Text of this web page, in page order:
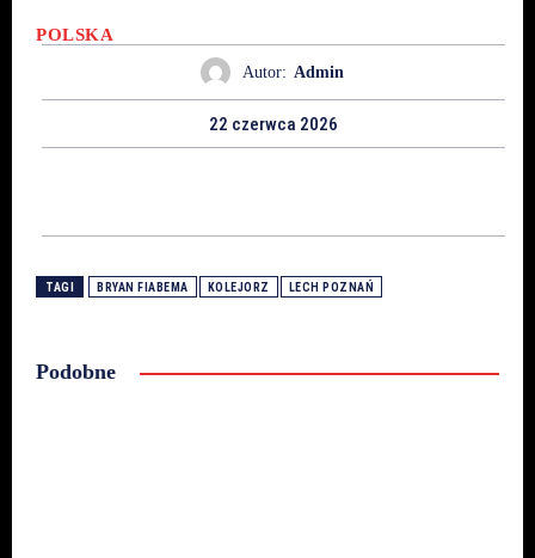
POLSKA
Autor: Admin
22 czerwca 2026
TAGI BRYAN FIABEMA KOLEJORZ LECH POZNAŃ
Podobne